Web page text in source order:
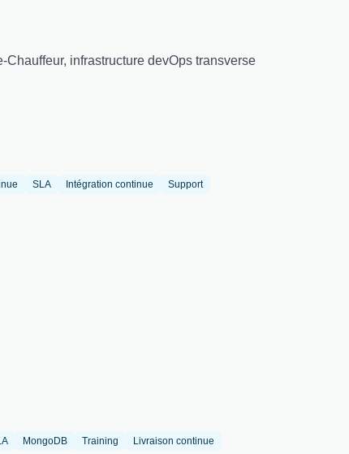
infrastructure devOps transverse
SLA Intégration continue
Support
MongoDB Training
Livraison continue